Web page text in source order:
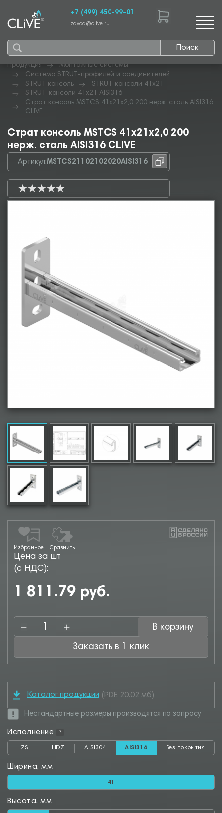
Поиск
+7 (499) 450-99-01
zavod@clive.ru
Продукция
Монтажные системы
Система STRUT-профилей и соединителей
STRUT консоль
STRUT-консоли 41х21
STRUT-консоли 41х21 AISI316
Страт консоль MSTCS 41х21х2,0 200 нерж. сталь AISI316
CLIVE
Страт консоль MSTCS 41х21х2,0 200
нерж. сталь AISI316 CLIVE
Артикул:MSTCS21102102020AISI316
Избранное Сравнить
Цена за шт
(с НДС):
1 811.79 руб.
В корзину
Заказать в 1 клик
Каталог продукции (PDF, 20.02 мб)
Нестандартные размеры производятся по запросу
Исполнение ?
ZS HDZ AISI304 AISI316 Без покрытия
Ширина, мм
41
Высота, мм